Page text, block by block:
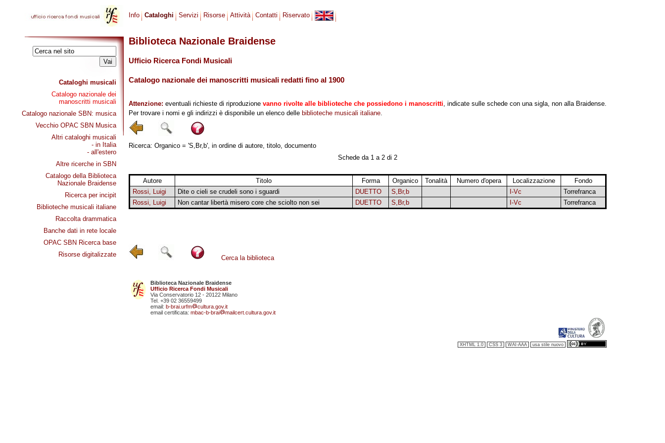
Cataloghi musicali
Catalogo nazionale dei
manoscritti musicali
Catalogo nazionale SBN: musica
Vecchio OPAC SBN Musica
Altri cataloghi musicali
- in Italia
- all'estero
Altre ricerche in SBN
Catalogo della Biblioteca
Nazionale Braidense
Ricerca per incipit
Biblioteche musicali italiane
Raccolta drammatica
Banche dati in rete locale
OPAC SBN Ricerca base
Risorse digitalizzate
Info Cataloghi Servizi Risorse Attività Contatti Riservato
Biblioteca Nazionale Braidense
Ufficio Ricerca Fondi Musicali
Catalogo nazionale dei manoscritti musicali redatti fino al 1900
Attenzione: eventuali richieste di riproduzione vanno rivolte alle biblioteche che possiedono i manoscritti, indicate sulle schede con una sigla, non alla Braidense.
Per trovare i nomi e gli indirizzi è disponibile un elenco delle biblioteche musicali italiane.
Ricerca: Organico = 'S,Br,b', in ordine di autore, titolo, documento
Schede da 1 a 2 di 2
Autore Titolo Forma Organico Tonalità Numero d'opera Localizzazione
Fondo
Rossi, Luigi
Dite o cieli se crudeli sono i sguardi DUETTO S,Br,b I-Vc
Torrefranca
Rossi, Luigi
Non cantar libertà misero core che sciolto non sei DUETTO S,Br,b I-Vc Torrefranca
Cerca la biblioteca
Biblioteca Nazionale Braidense
Ufficio Ricerca Fondi Musicali
Via Conservatorio 12 - 20122 Milano
Tel. +39 02 36559499
email: b-brai.urfm
cultura.gov.it
email certificata: mbac-b-brai mailcert.cultura.gov.it
XHTML 1.0 CSS 3 WAI-AAA usa stile nuovo